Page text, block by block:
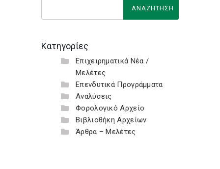
Κατηγορίες
Επιχειρηματικά Νέα /
Μελέτες
Επενδυτικά Προγράμματα
Αναλύσεις
Φορολογικό Αρχείο
Βιβλιοθήκη Αρχείων
Άρθρα – Μελέτες